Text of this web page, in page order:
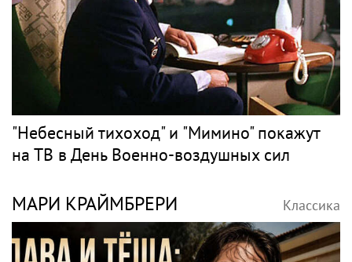
"Небесный тихоход" и "Мимино" покажут
на ТВ в День Военно-воздушных сил
МАРИ КРАЙМБРЕРИ Классика